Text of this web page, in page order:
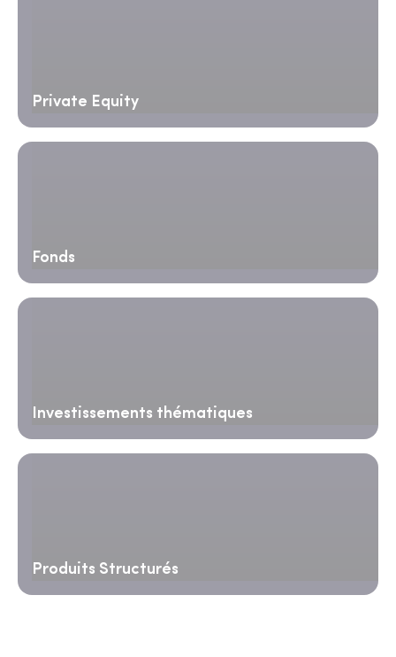
Private Equity
Fonds
Investissements thématiques
Produits Structurés